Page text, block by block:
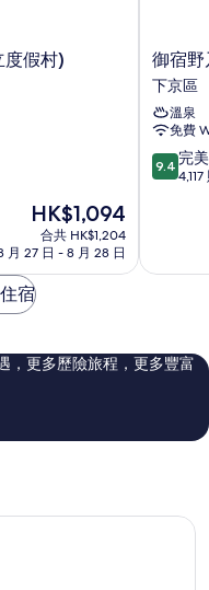
度假村)
現
售
HK$1,094
HK$1,094
合共 HK$1,204
月 27 日 - 8 月 28 日
御
宿
野
乃
居
七
條
酒
區
御宿野
下京區
溫泉
免費
9.4
分
分)，
則
評
9.4 完美
宿
，更多歷險旅程，更多豐富